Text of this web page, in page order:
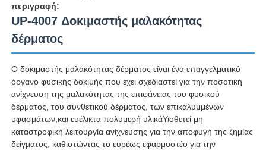
Αρχική Σελίδα
περιγραφή:
UP-4007 Δοκιμαστής μαλακότητας
δέρματος
Ο δοκιμαστής μαλακότητας δέρματος είναι ένα επαγγελματικό
όργανο φυσικής δοκιμής που έχει σχεδιαστεί για την ποσοτική
ανίχνευση της μαλακότητας της επιφάνειας του φυσικού
δέρματος, του συνθετικού δέρματος, των επικαλυμμένων
υφασμάτων,και ευέλικτα πολυμερή υλικάΥιοθετεί μη
καταστροφική λειτουργία ανίχνευσης για την αποφυγή της ζημίας
δείγματος, καθιστώντας το ευρέως εφαρμοστέο για την